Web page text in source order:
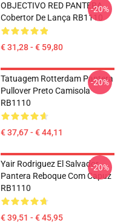
OBJECTIVO RED PANTERA
Cobertor De Lança RB1110
€ 31,28 - € 59,80
-20%
Tatuagem Rotterdam Pantera
Pullover Preto Camisola
RB1110
€ 37,67 - € 44,11
-20%
Yair Rodriguez El Salvador
Pantera Reboque Com Capuz
RB1110
€ 39,51 - € 45,95
-20%